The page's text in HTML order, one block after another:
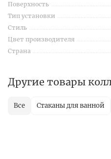
Поверхность
Тип установки
Стиль
Цвет производителя
Страна
Другие товары
Все Стаканы для ванной